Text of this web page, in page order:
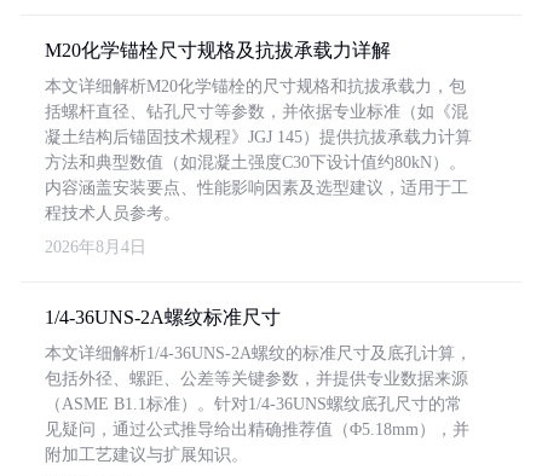
M20化学锚栓尺寸规格及抗拔承载力详解
本文详细解析M20化学锚栓的尺寸规格和抗拔承载力，包
括螺杆直径、钻孔尺寸等参数，并依据专业标准（如《混
凝土结构后锚固技术规程》JGJ 145）提供抗拔承载力计算
方法和典型数值（如混凝土强度C30下设计值约80kN）。
内容涵盖安装要点、性能影响因素及选型建议，适用于工
程技术人员参考。
2026年8月4日
1/4-36UNS-2A螺纹标准尺寸
本文详细解析1/4-36UNS-2A螺纹的标准尺寸及底孔计算，
包括外径、螺距、公差等关键参数，并提供专业数据来源
（ASME B1.1标准）。针对1/4-36UNS螺纹底孔尺寸的常
见疑问，通过公式推导给出精确推荐值（Φ5.18mm），并
附加工艺建议与扩展知识。